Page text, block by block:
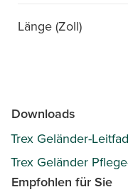
Länge (Zoll)
Downloads
Trex Geländer-
Trex Geländer
Empfohlen für Sie